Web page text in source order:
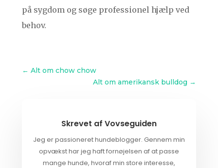
på sygdom og søge professionel hjælp ved
behov.
← Alt om chow chow
Alt om amerikansk bulldog →
Skrevet af Vovseguiden
Jeg er passioneret hundeblogger. Gennem min
opvækst har jeg haft fornøjelsen af at passe
mange hunde, hvoraf min store interesse,